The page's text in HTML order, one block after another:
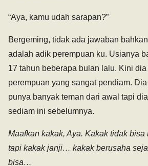
“Aya, kamu udah sarapan?”
Bergeming, tidak ada jawaban
adalah adik perempuan ku. Usianya
17 tahun beberapa bulan lalu. Kini
perempuan yang sangat pendiam.
punya banyak teman dari awal tapi
sediam ini sebelumnya.
Maafkan kakak, Aya. Kakak tidak
tapi kakak janji… kakak berusaha
bisa…